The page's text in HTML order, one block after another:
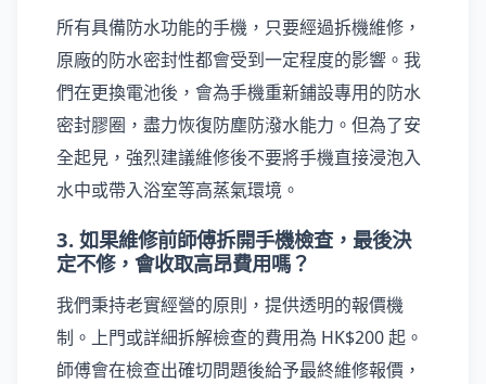
所有具備防水功能的手機，只要經過拆機維修，
原廠的防水密封性都會受到一定程度的影響。我
們在更換電池後，會為手機重新鋪設專用的防水
密封膠圈，盡力恢復防塵防潑水能力。但為了安
全起見，強烈建議維修後不要將手機直接浸泡入
水中或帶入浴室等高蒸氣環境。
3. 如果維修前師傅拆開手機檢查，最後決
定不修，會收取高昂費用嗎？
我們秉持老實經營的原則，提供透明的報價機
制。上門或詳細拆解檢查的費用為 HK$200 起。
師傅會在檢查出確切問題後給予最終維修報價，